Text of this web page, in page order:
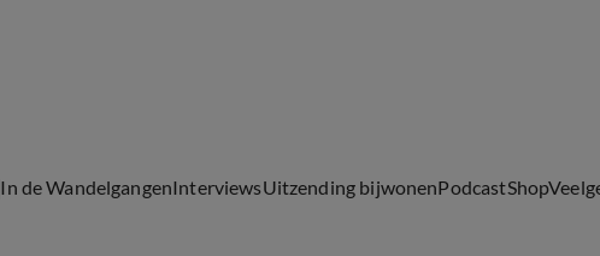
In de WandelgangenInterviewsUitzending bijwonenPodcastShop